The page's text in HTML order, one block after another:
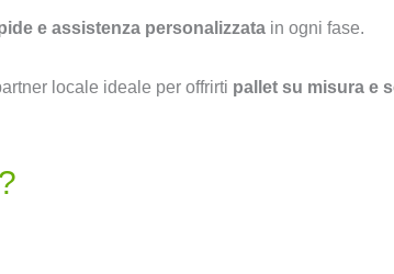
e assistenza personalizzata in ogni fase.
locale ideale per offrirti pallet su misura e